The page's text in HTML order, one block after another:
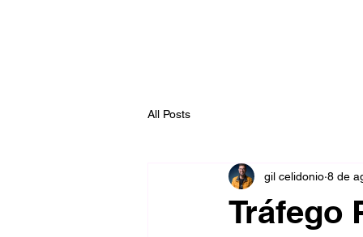
All Posts
Tráfego
gil celidonio 8 de